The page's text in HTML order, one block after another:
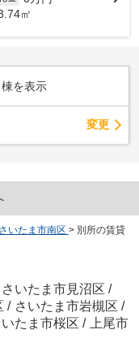
㎡
棟を表示
変更
さいたま市南区 > 別所の賃貸
さいたま市見沼区 /
/ さいたま市岩槻区 /
いたま市桜区 /
上尾市